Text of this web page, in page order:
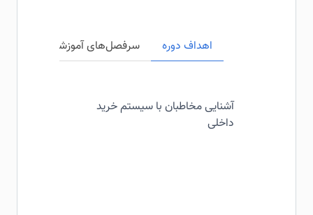
اهداف دوره سرفصل‌های آموزشی
آشنایی مخاطبان با سیستم خرید
داخلی